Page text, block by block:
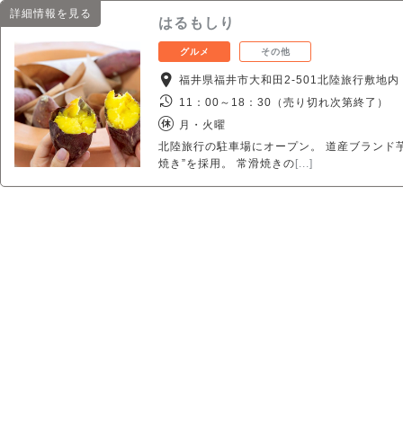
詳細情報を見る
はるもしり
グルメ その他
福井県福井市大和田2-501北陸旅行敷地内
11：00～18：30（売り切れ次第終了）
月・火曜
北陸旅行の駐車場にオープン。 道産ブランド
焼き”を採用。 常滑焼きの [...]